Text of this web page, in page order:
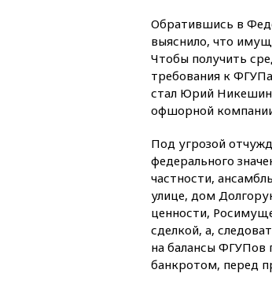
Обратившись в
выяснило, что
Чтобы получить
требования к
стал Юрий Никешин,
офшорной
Под угрозой
федерального
частности,
улице, дом
ценности,
сделкой, а,
на балансы ФГУПов
банкротом, перед